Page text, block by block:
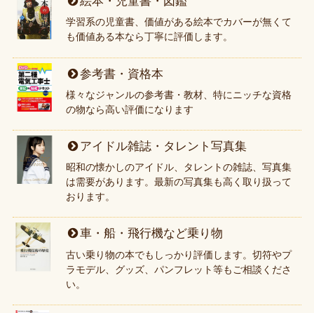
学習系の児童書、価値がある絵本でカバーが無くて
も価値ある本なら丁寧に評価します。
参考書・資格本
様々なジャンルの参考書・教材、特にニッチな資格
の物なら高い評価になります
アイドル雑誌・タレント写真集
昭和の懐かしのアイドル、タレントの雑誌、写真集
は需要があります。最新の写真集も高く取り扱って
おります。
車・船・飛行機など乗り物
古い乗り物の本でもしっかり評価します。切符やプ
ラモデル、グッズ、パンフレット等もご相談くださ
い。